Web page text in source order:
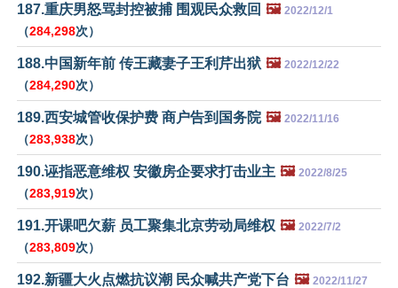
187.重庆男怒骂封控被捕 围观民众救回 🖼️ 2022/12/1
（284,298次）
188.中国新年前 传王藏妻子王利芹出狱 🖼️ 2022/12/22
（284,290次）
189.西安城管收保护费 商户告到国务院 🖼️ 2022/11/16
（283,938次）
190.诬指恶意维权 安徽房企要求打击业主 🖼️ 2022/8/25
（283,919次）
191.开课吧欠薪 员工聚集北京劳动局维权 🖼️ 2022/7/2
（283,809次）
192.新疆大火点燃抗议潮 民众喊共产党下台 🖼️ 2022/11/27